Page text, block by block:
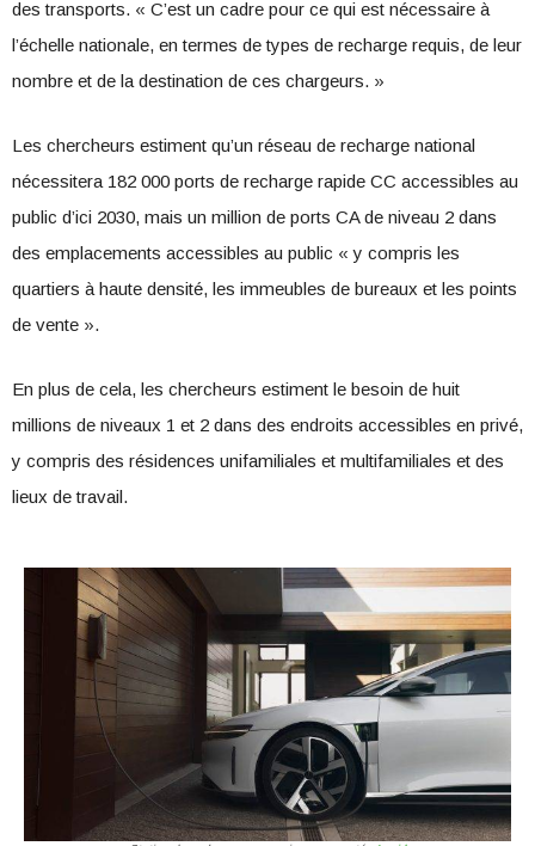
des transports. « C’est un cadre pour ce qui est nécessaire à
l’échelle nationale, en termes de types de recharge requis, de leur
nombre et de la destination de ces chargeurs. »
Les chercheurs estiment qu’un réseau de recharge national
nécessitera 182 000 ports de recharge rapide CC accessibles au
public d’ici 2030, mais un million de ports CA de niveau 2 dans
des emplacements accessibles au public « y compris les
quartiers à haute densité, les immeubles de bureaux et les points
de vente ».
En plus de cela, les chercheurs estiment le besoin de huit
millions de niveaux 1 et 2 dans des endroits accessibles en privé,
y compris des résidences unifamiliales et multifamiliales et des
lieux de travail.